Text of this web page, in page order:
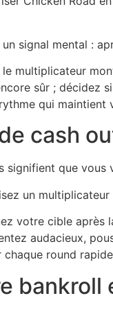
signal mental :
le multiplicateur
sûr ; décidez
qui
cash
signifient que vous
un
votre cible après
audacieux,
chaque round
bankroll